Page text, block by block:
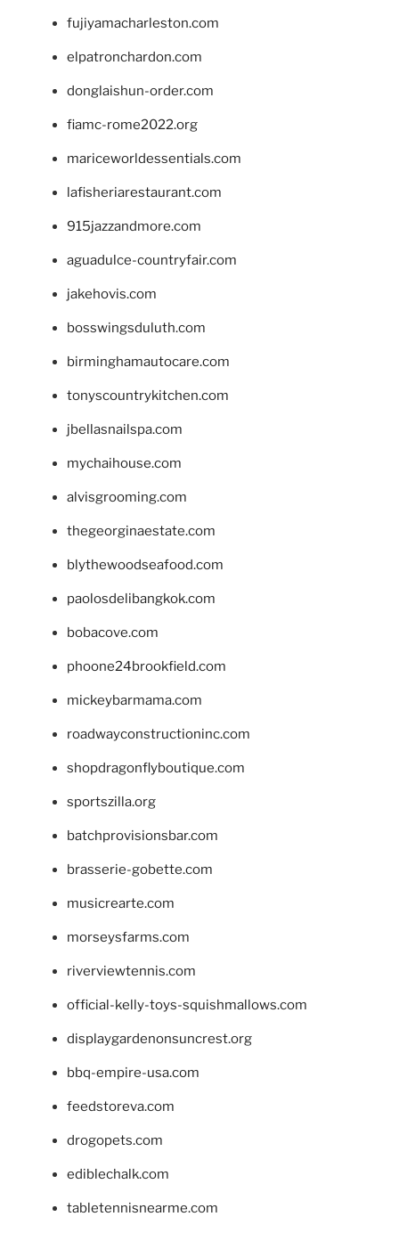
fujiyamacharleston.com
elpatronchardon.com
donglaishun-order.com
fiamc-rome2022.org
mariceworldessentials.com
lafisheriarestaurant.com
915jazzandmore.com
aguadulce-countryfair.com
jakehovis.com
bosswingsduluth.com
birminghamautocare.com
tonyscountrykitchen.com
jbellasnailspa.com
mychaihouse.com
alvisgrooming.com
thegeorginaestate.com
blythewoodseafood.com
paolosdelibangkok.com
bobacove.com
phoone24brookfield.com
mickeybarmama.com
roadwayconstructioninc.com
shopdragonflyboutique.com
sportszilla.org
batchprovisionsbar.com
brasserie-gobette.com
musicrearte.com
morseysfarms.com
riverviewtennis.com
official-kelly-toys-squishmallows.com
displaygardenonsuncrest.org
bbq-empire-usa.com
feedstoreva.com
drogopets.com
ediblechalk.com
tabletennisnearme.com